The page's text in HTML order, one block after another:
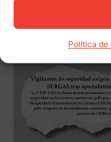
Política de